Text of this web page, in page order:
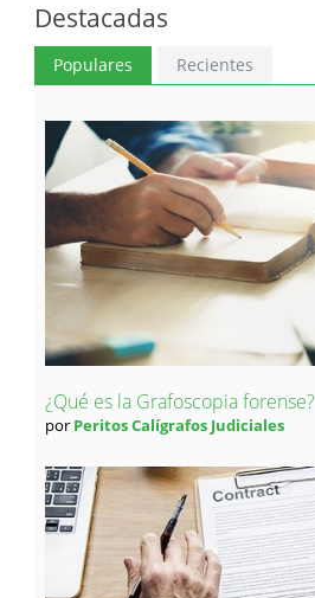
Destacadas
Populares Recientes
¿Qué es la Grafoscopia forense?
por Peritos Calígrafos Judiciales